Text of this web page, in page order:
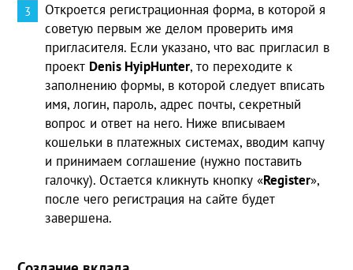
Откроется регистрационная форма, в которой я
советую первым же делом проверить имя
пригласителя. Если указано, что вас пригласил в
проект Denis HyipHunter, то переходите к
заполнению формы, в которой следует вписать
имя, логин, пароль, адрес почты, секретный
вопрос и ответ на него. Ниже вписываем
кошельки в платежных системах, вводим капчу
и принимаем соглашение (нужно поставить
галочку). Остается кликнуть кнопку «Register»,
после чего регистрация на сайте будет
завершена.